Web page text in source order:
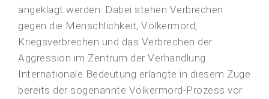
angeklagt werden. Dabei stehen Verbrechen
gegen die Menschlichkeit, Völkermord,
Kriegsverbrechen und das Verbrechen der
Aggression im Zentrum der Verhandlung.
Internationale Bedeutung erlangte in diesem Zuge
bereits der sogenannte Völkermord-Prozess vor